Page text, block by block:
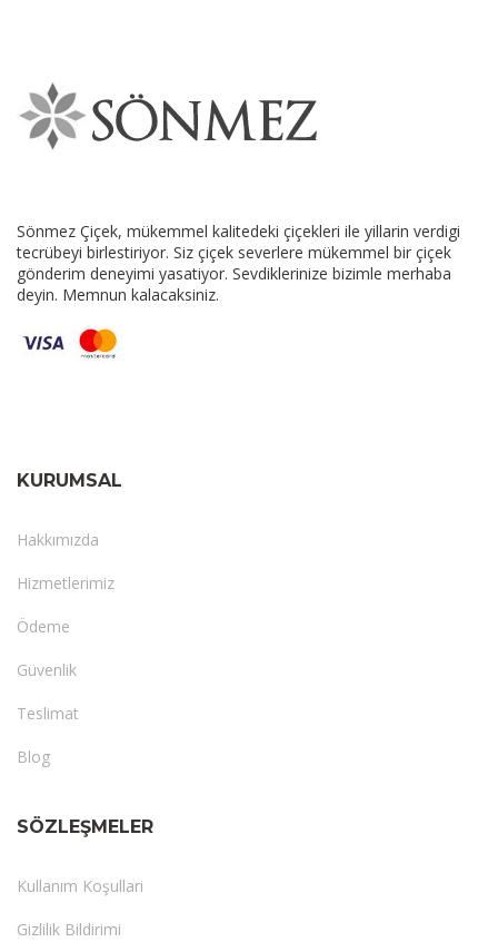
Sönmez Çiçek, mükemmel kalitedeki çiçekleri ile yillarin verdigi
tecrübeyi birlestiriyor. Siz çiçek severlere mükemmel bir çiçek
gönderim deneyimi yasatiyor. Sevdiklerinize bizimle merhaba
deyin. Memnun kalacaksiniz.
KURUMSAL
Hakkımızda
Hizmetlerimiz
Ödeme
Güvenlik
Teslimat
Blog
SÖZLEŞMELER
Kullanım Koşullari
Gizlilik Bildirimi